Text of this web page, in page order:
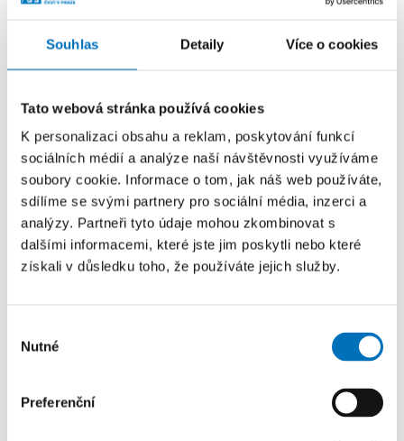
Souhlas Detaily Více o cookies
Tato webová stránka používá cookies
K personalizaci obsahu a reklam, poskytování funkcí
sociálních médií a analýze naší návštěvnosti využíváme
soubory cookie. Informace o tom, jak náš web používáte,
sdílíme se svými partnery pro sociální média, inzerci a
analýzy. Partneři tyto údaje mohou zkombinovat s
dalšími informacemi, které jste jim poskytli nebo které
získali v důsledku toho, že používáte jejich služby.
souhlasu
Nutné
Preferenční
PR MANAŽERKA
ivana.macnarova@fit.cvut.cz
NB:313
Další zprávy z FIT